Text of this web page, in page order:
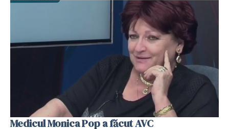
Medicul Monica Pop a făcut AVC